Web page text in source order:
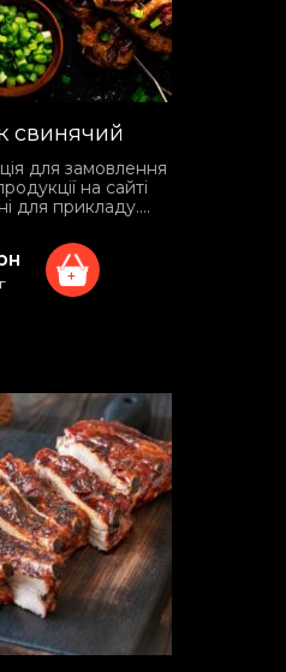
для замовлення
для прикладу.
відрізнятися
умов доставки.
+